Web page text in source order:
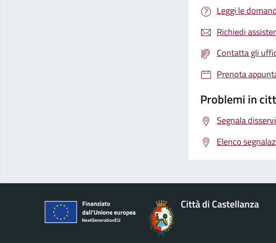
Leggi le
Richiedi
Contatta gli
Prenota
Problemi in
Segnala
Elenco
Città di Castellanza